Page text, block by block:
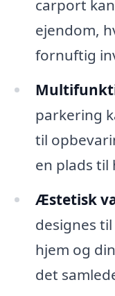
carport
ejendom,
fornuftig
parkering
til
en plads
Æstetisk
designes
hjem og
det